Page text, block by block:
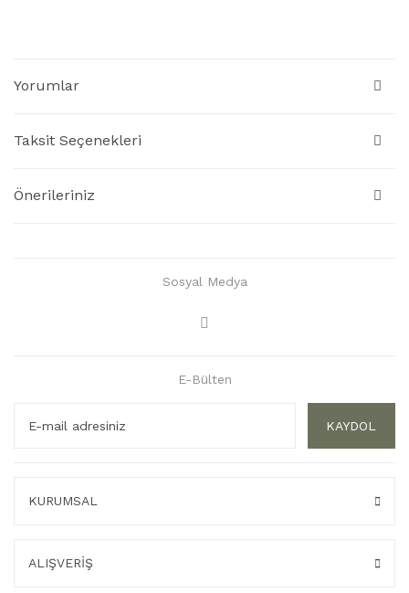
Yorumlar
Taksit Seçenekleri
Önerileriniz
Sosyal Medya
E-Bülten
KAYDOL
KURUMSAL
ALIŞVERİŞ